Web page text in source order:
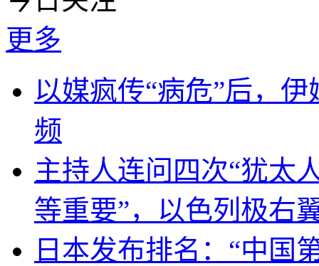
更多
以媒疯传“病危”后，
频
主持人连问四次“犹太
等重要”，以色列极右
日本发布排名：“中国